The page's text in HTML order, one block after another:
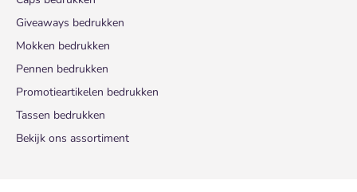
Giveaways bedrukken
Mokken bedrukken
Pennen bedrukken
Promotieartikelen bedrukken
Tassen bedrukken
Bekijk ons assortiment